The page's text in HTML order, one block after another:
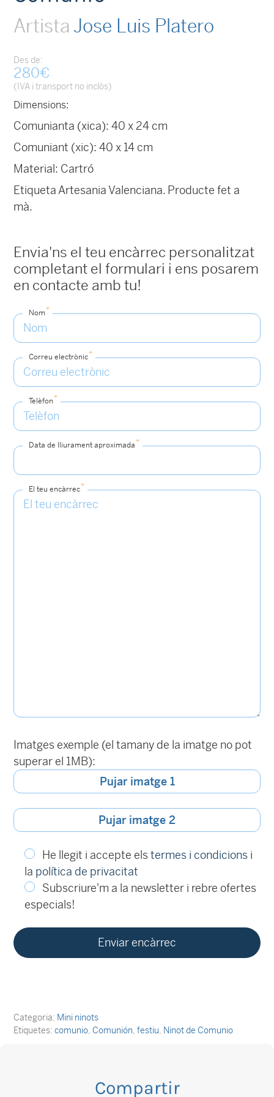
Artista Jose Luis Platero
Des de:
280€
(IVA i transport no inclòs)
Dimensions:
Comunianta (xica): 40 x 24 cm
Comuniant (xic): 40 x 14 cm
Material: Cartró
Etiqueta Artesania Valenciana. Producte fet a
mà.
Envia'ns el teu encàrrec personalitzat
completant el formulari i ens posarem
en contacte amb tu!
Nom*
Correu electrònic*
Telèfon*
Data de lliurament aproximada*
El teu encàrrec*
Imatges exemple (el tamany de la imatge no pot
superar el 1MB):
Pujar imatge 1
Pujar imatge 2
He llegit i accepte elstermes i condicions i
la política de privacitat
Subscriure'm a la newsletter i rebre ofertes
especials!
Categoria: Mini ninots
Etiquetes: comunio Comunión festiu Ninot de Comunio
Compartir